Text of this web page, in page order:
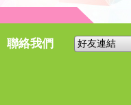
聯絡我們